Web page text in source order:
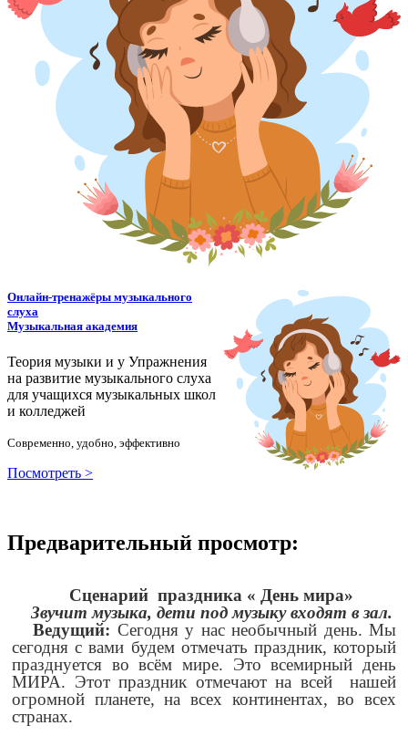
Онлайн-тренажёры музыкального
слуха
Музыкальная академия
Теория музыки и у Упражнения
на развитие музыкального слуха
для учащихся музыкальных школ
и колледжей
Современно, удобно, эффективно
Посмотреть >
Предварительный просмотр:
Сценарий праздника « День мира»
Звучит музыка, дети под музыку входят в зал.
Ведущий: Сегодня у нас необычный день. Мы
сегодня с вами будем отмечать праздник, который
празднуется во всём мире. Это всемирный день
МИРА. Этот праздник отмечают на всей нашей
огромной планете, на всех континентах, во всех
странах.